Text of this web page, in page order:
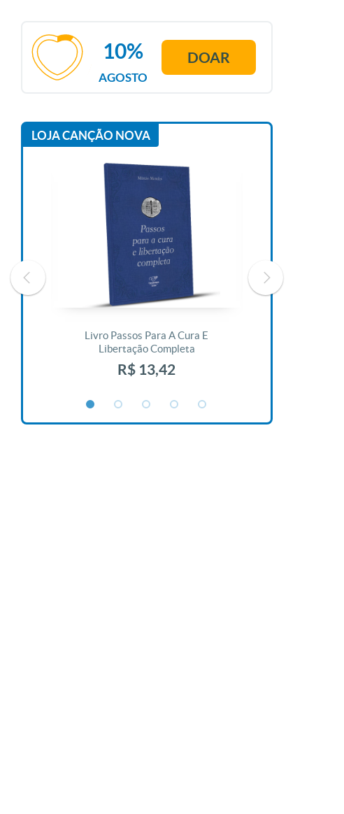
AGOSTO
10% DOAR
LOJA CANÇÃO NOVA
Livro Passos Para A Cura E
Libertação Completa
R$ 13,42